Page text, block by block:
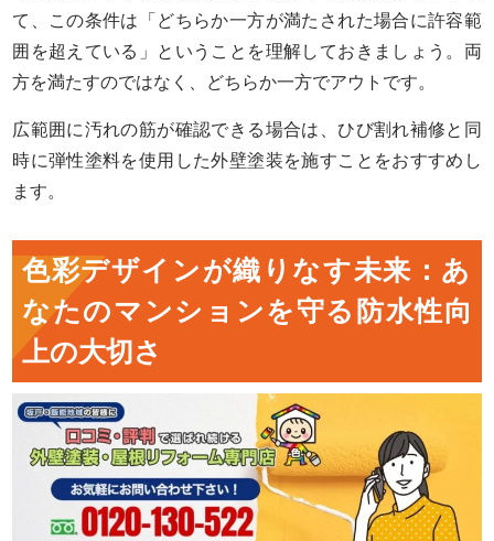
て、この条件は「どちらか一方が満たされた場合に許容範
囲を超えている」ということを理解しておきましょう。両
方を満たすのではなく、どちらか一方でアウトです。
広範囲に汚れの筋が確認できる場合は、ひび割れ補修と同
時に弾性塗料を使用した外壁塗装を施すことをおすすめし
ます。
色彩デザインが織りなす未来：あ
なたのマンションを守る防水性向
上の大切さ